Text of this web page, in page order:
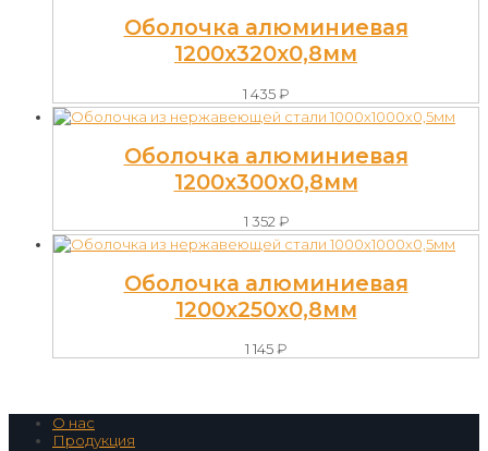
Оболочка алюминиевая
1200х320х0,8мм
1 435₽
Оболочка алюминиевая
1200х300х0,8мм
1 352 ₽
Оболочка алюминиевая
1200х250х0,8мм
1 145₽
О нас
Продукция